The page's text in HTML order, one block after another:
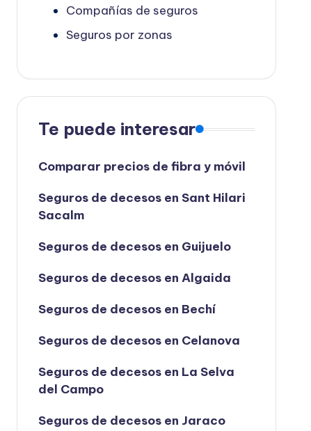
Compañías de seguros
Seguros por zonas
Te puede interesar
Comparar precios de fibra y móvil
Seguros de decesos en Sant Hilari
Sacalm
Seguros de decesos en Guijuelo
Seguros de decesos en Algaida
Seguros de decesos en Bechí
Seguros de decesos en Celanova
Seguros de decesos en La Selva
del Campo
Seguros de decesos en Jaraco